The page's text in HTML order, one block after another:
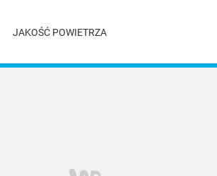
JAKOŚĆ POWIETRZA